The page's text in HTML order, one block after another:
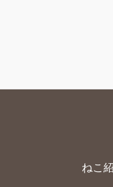
ねこ